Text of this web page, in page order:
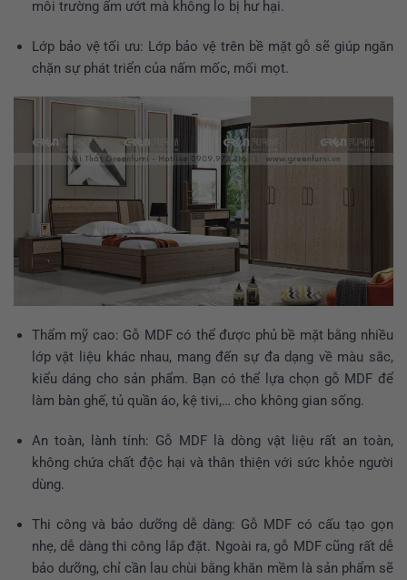
môi trường ẩm ướt mà không lo bị hư hại.
Lớp bảo vệ tối ưu: Lớp bảo vệ trên bề mặt gỗ sẽ giúp ngăn
chặn sự phát triển của nấm mốc, mối mọt.
Thẩm mỹ cao: Gỗ MDF có thể được phủ bề mặt bằng nhiều
lớp vật liệu khác nhau, mang đến sự đa dạng về màu sắc,
kiểu dáng cho sản phẩm. Bạn có thể lựa chọn gỗ MDF để
làm bàn ghế, tủ quần áo, kệ tivi,… cho không gian sống.
An toàn, lành tính: Gỗ MDF là dòng vật liệu rất an toàn,
không chứa chất độc hại và thân thiện với sức khỏe người
dùng.
Thi công và bảo dưỡng dễ dàng: Gỗ MDF có cấu tạo gọn
nhẹ, dễ dàng thi công lắp đặt. Ngoài ra, gỗ MDF cũng rất dễ
bảo dưỡng, chỉ cần lau chùi bằng khăn mềm là sản phẩm sẽ